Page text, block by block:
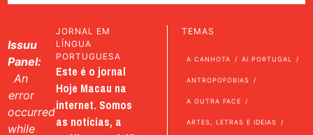
Issuu
Panel:
An
error
occurred
while
JORNAL EM
LÍNGUA
PORTUGUESA
Este é o jornal
Hoje Macau na
internet. Somos
as notícias, a
TEMAS
A CANHOTA AI PORTUGAL
ANTROPOFOBIAS
A OUTRA FACE
ARTES, LETRAS E IDEIAS